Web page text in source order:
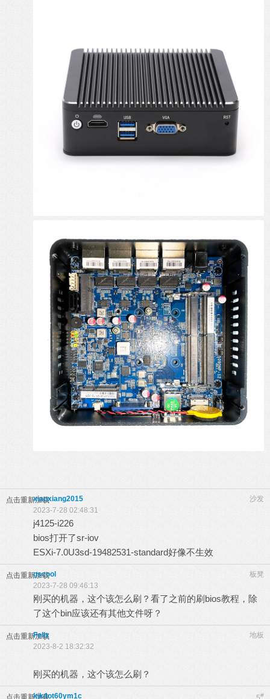
点击重新加载 沙发
xiaoxiang2015
2023-7-28 02:48:31
j4125-i226
bios打开了sr-iov
ESXi-7.0U3sd-19482531-standard好像不生效
点击重新加载 板凳
gscool
2023-7-28 09:46:13
刚买的机器，这个该怎么刷？看了之前的刷bios教程，除
了这个bin应该还有其他文件呀？
点击重新加载 地板
Felix
2023-8-2 18:32:32
刚买的机器，这个该怎么刷？
点击重新加载 #
kjk4ot60ym1c